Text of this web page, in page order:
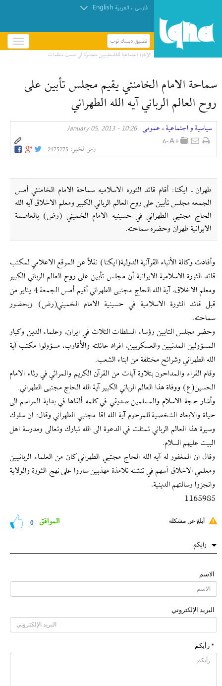
فارسی . العربیة English
تطبيق ديسك توب
باز
و
سماحة الامام الخامنئي يقيم مجلس تأبين على
روح العالم الرباني آيه الله الطهراني
سیاسیة و اجتماعیة » عمومی 10:26 - January 05, 2013
رمز الخبر: 2475275
طهران ـ ايكنا: أقام قائد الثوره الاسلاميه سماحة الامام الخامنئي أمس
الجمعه مجلس تأبين على روح العالم الرباني الكبير ومعلم الاخلاق آيه الله
الحاج مجتبي الطهراني في حسينيه الامام الخميني (رض) بالعاصمة
الايرانية طهران وحضره سماحته.
وأفادت وكالة الأنباء القرآنية الدولية(ايكنا) نقلاً عن الموقع الاعلامي لمكتب
قائد الثورة الاسلامية الايرانية أن مجلس تأبين على روح العالم الرباني الكبير
ومعلم الاخلاق، آية الله الحاج مجتبى الطهراني أقيم أمس الجمعة 4 يناير من
قبل قائد الثورة الاسلامية في حسينية الامام الخميني(رض) وبحضور
سماحته.
وحضر مجلس التابين رؤساء السلطات الثلاث في ايران، وعلماء الدين وكبار
المسؤولين المدنيين والعسكريين، افراد عائلته والأقارب، مسؤولوا مكتب آية
الله الطهراني وشرائح مختلفة من ابناء الشعب.
وقام القراء والمداحون بتلاوة آيات من القرآن الكريم والمراثي في رثاء الامام
الحسين(ع) ووفاة هذا العالم الرباني الكبير آية الله الحاج مجتبى الطهراني.
وأشار حجة الاسلام والمسلمين صديقي في كلمه ألقاها في بداية المراسم الى
حياة والابعاد الشخصية للمرحوم آية الله اقا مجتبي الطهراني وقال: ان سلوك
وسيرة هذا العالم الرباني تمثلت في الدعوة الى الله تبارك وتعالى ومدرسة اهل
البيت عليهم السلام.
وقال ان المغفور له آيه الله الحاج مجتبي الطهراني كان من العلماء الربانيين
ومعلمي الاخلاق أسهم في تنشئه تلامذة مهذبين ساروا على نهج الثورة والولاية
وانجزوا رسالتهم الدينية.
1165985
أبلغ عن مشكلة 0 الموافق
رایکم
الاسم
البرید الإلکتروني
* رأیکم